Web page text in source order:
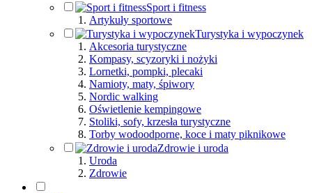
Sport i fitness
Artykuły sportowe
Turystyka i wypoczynek
Akcesoria turystyczne
Kompasy, scyzoryki i nożyki
Lornetki, pompki, plecaki
Namioty, maty, śpiwory
Nordic walking
Oświetlenie kempingowe
Stoliki, sofy, krzesła turystyczne
Torby wodoodporne, koce i maty piknikowe
Zdrowie i uroda
Uroda
Zdrowie